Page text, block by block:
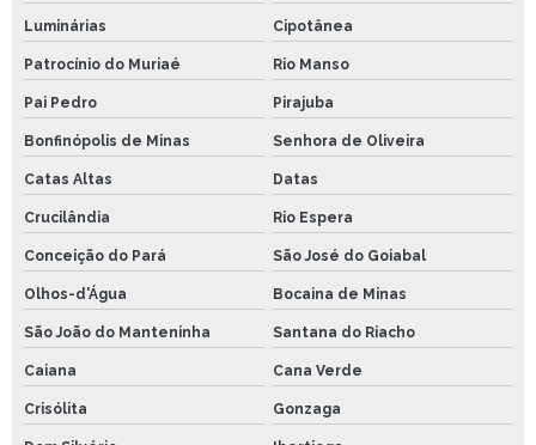
Luminárias Cipotânea
Patrocínio do Muriaé Rio Manso
Pai Pedro Pirajuba
Bonfinópolis de Minas Senhora de Oliveira
Catas Altas Datas
Crucilândia Rio Espera
Conceição do Pará São José do Goiabal
Olhos-d'Água Bocaina de Minas
São João do Manteninha Santana do Riacho
Caiana Cana Verde
Crisólita Gonzaga